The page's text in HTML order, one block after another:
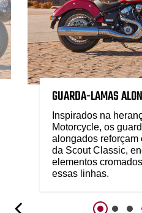
GUARDA-LAMAS
Inspirados na
Motorcycle, os
alongados reforçam
da Scout Classic,
elementos
essas linhas.